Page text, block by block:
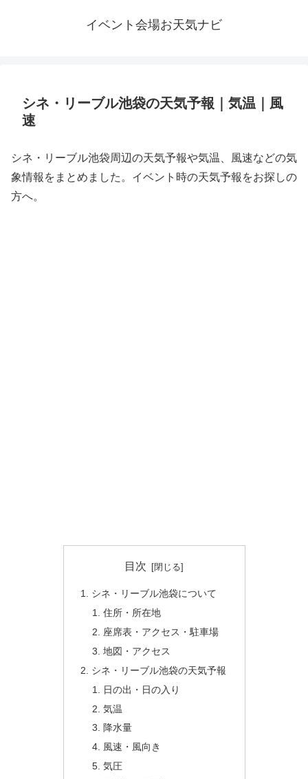
イベント会場お天気ナビ
シネ・リーブル池袋の天気予報｜気温｜風
速
シネ・リーブル池袋周辺の天気予報や気温、風速などの気
象情報をまとめました。イベント時の天気予報をお探しの
方へ。
目次
シネ・リーブル池袋について
住所・所在地
座席表・アクセス・駐車場
地図・アクセス
シネ・リーブル池袋の天気予報
日の出・日の入り
気温
降水量
風速・風向き
気圧